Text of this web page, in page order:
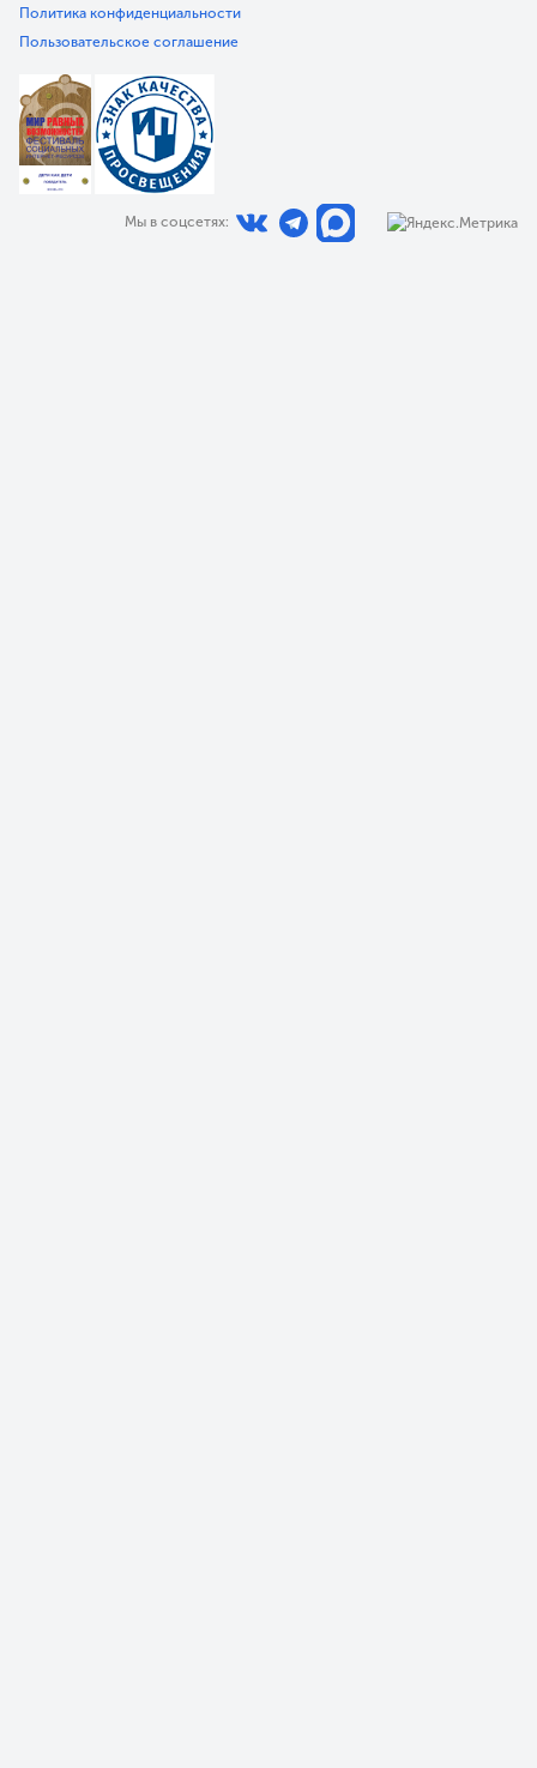
Политика конфиденциальности
Пользовательское соглашение
Мы в соцсетях: